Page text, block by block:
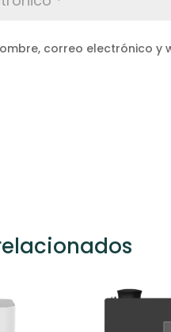
correo electrónico y